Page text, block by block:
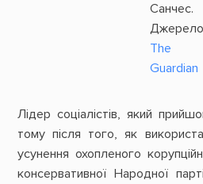
Санчес.
Тhe
Guardian
Лідер соціалістів, який
тому після того, як
усунення охопленого
консервативної Народної